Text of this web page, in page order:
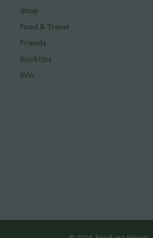
Shop
Food & Travel
Friends
Kooktips
Win